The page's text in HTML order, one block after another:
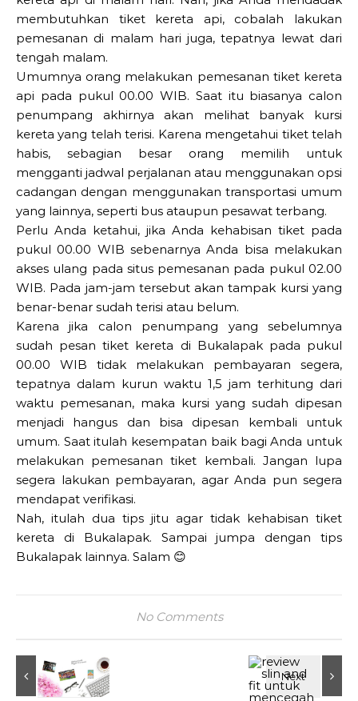
membutuhkan tiket kereta api, cobalah lakukan
pemesanan di malam hari juga, tepatnya lewat dari
tengah malam.
Umumnya orang melakukan pemesanan tiket kereta
api pada pukul 00.00 WIB. Saat itu biasanya calon
penumpang akhirnya akan melihat banyak kursi
kereta yang telah terisi. Karena mengetahui tiket telah
habis, sebagian besar orang memilih untuk
mengganti jadwal perjalanan atau menggunakan opsi
cadangan dengan menggunakan transportasi umum
yang lainnya, seperti bus ataupun pesawat terbang.
Perlu Anda ketahui, jika Anda kehabisan tiket pada
pukul 00.00 WIB sebenarnya Anda bisa melakukan
akses ulang pada situs pemesanan pada pukul 02.00
WIB. Pada jam-jam tersebut akan tampak kursi yang
benar-benar sudah terisi atau belum.
Karena jika calon penumpang yang sebelumnya
sudah pesan tiket kereta di Bukalapak pada pukul
00.00 WIB tidak melakukan pembayaran segera,
tepatnya dalam kurun waktu 1,5 jam terhitung dari
waktu pemesanan, maka kursi yang sudah dipesan
menjadi hangus dan bisa dipesan kembali untuk
umum. Saat itulah kesempatan baik bagi Anda untuk
melakukan pemesanan tiket kembali. Jangan lupa
segera lakukan pembayaran, agar Anda pun segera
mendapat verifikasi.
Nah, itulah dua tips jitu agar tidak kehabisan tiket
kereta di Bukalapak. Sampai jumpa dengan tips
Bukalapak lainnya. Salam 😊
No Comments